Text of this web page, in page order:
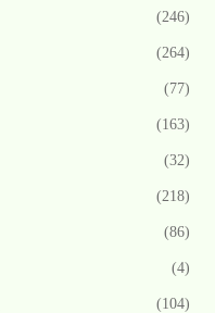
(246)
(264)
(77)
(163)
(32)
(218)
(86)
(4)
(104)